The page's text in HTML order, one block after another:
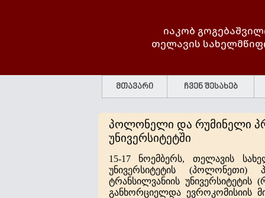
იაკობ
თელავის
მთავარი ჩვენ შესახებ
პოლონელი და რუმინელი
უნივერსიტეტში
15-17 ნოემბერს, თელავის
უნივერსიტეტის (პოლონეთი)
ტრანსილვანიის
განხორციელდა ევროკომისიის